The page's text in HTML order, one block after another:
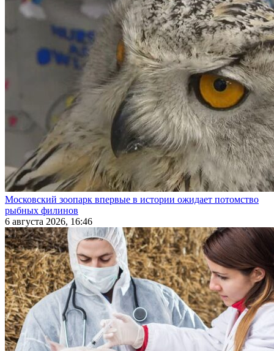
Московский зоопарк впервые в истории ожидает потомство
рыбных филинов
6 августа 2026, 16:46